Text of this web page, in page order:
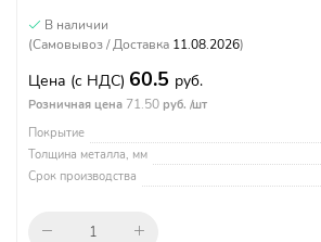
В наличии
(Самовывоз / Доставка 11.08.2026)
Цена (с НДС) 60.5 руб.
Розничная цена 71.50 руб. /шт
Покрытие
Толщина металла, мм
Срок производства